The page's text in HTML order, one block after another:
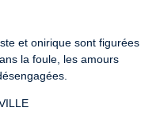
et onirique sont figurées
la foule, les amours